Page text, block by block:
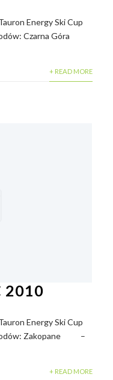
Energy Ski Cup
Czarna Góra
+ READ MORE
2010
Energy Ski Cup
Zakopane –
+ READ MORE